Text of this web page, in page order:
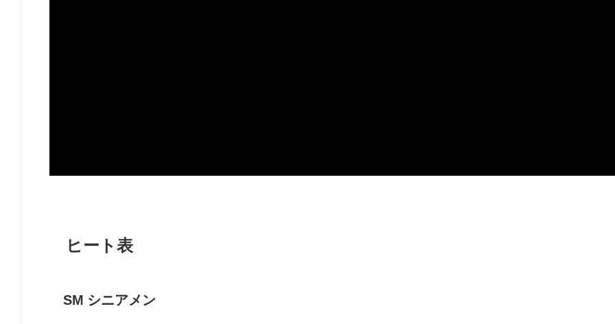
ヒート表
SM シニアメン